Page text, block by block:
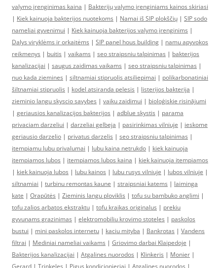
valymo įrenginimas kaina | Bakterijų valymo įrenginiams kainos skiriasi
| Kiek kainuoja bakterijos nuotekoms | Namai iš SIP plokščių | SIP sodo
nameliai gyvenimui | Kiek kainuoja bakterijos valymo įrenginims |
Dalys viryklėms ir orkaitėms | SIP panel hous building | namu apyvokos
reikmenys | buitis | vaikams | seo straipsniu talpinimas | bakterijos
kanalizacijai | saugus zaidimas vaikams | seo straipsniu talpinimas |
nuo kada ziemines | siltnamiai stipruolis atsiliepimai | polikarbonatiniai
šiltnamiai stipruolis | kodel atsiranda pelesis | listerijos bakterija |
zieminio langu skyscio savybes | vaiku zaidimui | bioloģiskie risinājumi
| geriausios kanalizacijos bakterijos | adblue skystis | parama
privaciam darzeliui | darzeliai gelbeja | pasirinkimas vilniuje | ieskome
geriausio darzelio | privatus darzelis | seo straipsniu talpinimas |
itempiamu lubu privalumai | lubu kaina netrukdo | kiek kainuoja
itempiamos lubos | itempiamos lubos kaina | kiek kainuoja itempiamos
| kiek kainuoja lubos | lubu kainos | lubu rusys vilniuje | lubos vilniuje |
siltnamiai | turbinu remontas kaune | straipsniai katems | laiminga
kate | Orapūtės | Zieminis langu ploviklis | tofu su bambuko anglimi |
tofu zalios arbatos ekstraktu | tofu kraikas originalus | prekiu
gyvunams grazinimas | elektromobiliu krovimo stoteles | paskolos
bustui | mini paskolos internetu | kaciu mityba | Bankrotas | Vandens
filtrai | Mediniai nameliai vaikams | Griovimo darbai Klaipedoje |
Bakterijos kanalizacijai | Atgalines nuorodos | Klinkeris | Monier |
Gerard | Trinkeles | Pigus kondicionieriai | Atgalines nuorodos |